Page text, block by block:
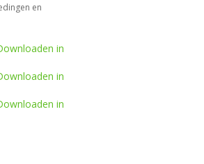
en
in
in
in